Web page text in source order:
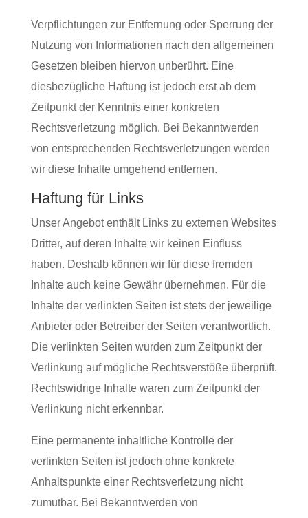
Verpflichtungen zur Entfernung oder Sperrung der
Nutzung von Informationen nach den allgemeinen
Gesetzen bleiben hiervon unberührt. Eine
diesbezügliche Haftung ist jedoch erst ab dem
Zeitpunkt der Kenntnis einer konkreten
Rechtsverletzung möglich. Bei Bekanntwerden
von entsprechenden Rechtsverletzungen werden
wir diese Inhalte umgehend entfernen.
Haftung für Links
Unser Angebot enthält Links zu externen Websites
Dritter, auf deren Inhalte wir keinen Einfluss
haben. Deshalb können wir für diese fremden
Inhalte auch keine Gewähr übernehmen. Für die
Inhalte der verlinkten Seiten ist stets der jeweilige
Anbieter oder Betreiber der Seiten verantwortlich.
Die verlinkten Seiten wurden zum Zeitpunkt der
Verlinkung auf mögliche Rechtsverstöße überprüft.
Rechtswidrige Inhalte waren zum Zeitpunkt der
Verlinkung nicht erkennbar.
Eine permanente inhaltliche Kontrolle der
verlinkten Seiten ist jedoch ohne konkrete
Anhaltspunkte einer Rechtsverletzung nicht
zumutbar. Bei Bekanntwerden von